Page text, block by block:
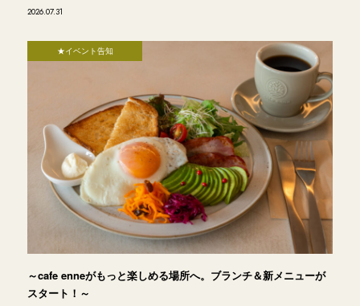
2026.07.31
★イベント告知
～cafe enneがもっと楽しめる場所へ。ブランチ＆新メニューが
スタート！～